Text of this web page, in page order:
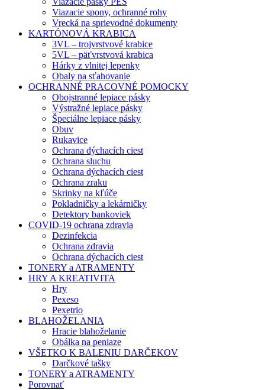
Viazacie spony, ochranné rohy
Vrecká na sprievodné dokumenty
KARTÓNOVÁ KRABICA
3VL – trojvrstvové krabice
5VL – päťvrstvová krabica
Hárky z vlnitej lepenky
Obaly na sťahovanie
OCHRANNÉ PRACOVNÉ POMOCKY
Obojstranné lepiace pásky
Výstražné lepiace pásky
Špeciálne lepiace pásky
Obuv
Rukavice
Ochrana dýchacích ciest
Ochrana sluchu
Ochrana dýchacích ciest
Ochrana zraku
Skrinky na kľúče
Pokladničky a lekárničky
Detektory bankoviek
COVID-19 ochrana zdravia
Dezinfekcia
Ochrana zdravia
Ochrana dýchacích ciest
TONERY a ATRAMENTY
HRY A KREATIVITA
Hry
Pexeso
Pexetrio
BLAHOŽELANIA
Hracie blahoželanie
Obálka na peniaze
VŠETKO K BALENIU DARČEKOV
Darčkové tašky
TONERY a ATRAMENTY
Porovnať